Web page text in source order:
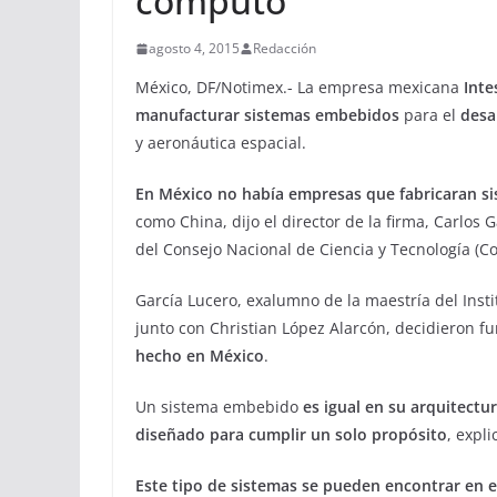
agosto 4, 2015 Redacción
México, DF/Notimex.- La empresa mexicana
manufacturar sistemas embebidos para el
y aeronáutica espacial.
En México no había empresas que fabricaran
como China, dijo el director de la firma, Carlos
del Consejo Nacional de Ciencia y Tecnología
García Lucero, exalumno de la maestría del
junto con Christian López Alarcón, decidieron
hecho en México.
Un sistema embebido es igual en su
diseñado para cumplir un solo propósito,
Este tipo de sistemas se pueden encontrar en